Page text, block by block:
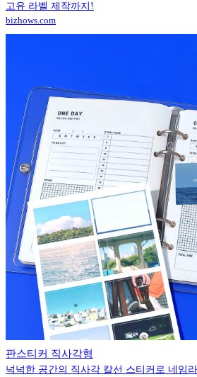
고유 라벨 제작까지!
bizhows.com
판스티커 직사각형
넉넉한 공간의 직사각 칼선 스티커로 네임